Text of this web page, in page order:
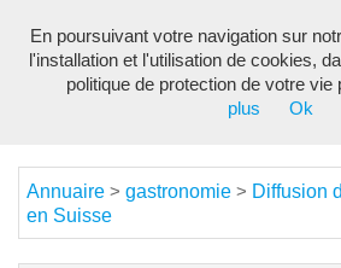
Annuaire > gastronomie > Diffusion
en Suisse
En poursuivant votre navigation sur
l'installation et l'utilisation de cookies,
politique de protection de votre vie
plus
Ok